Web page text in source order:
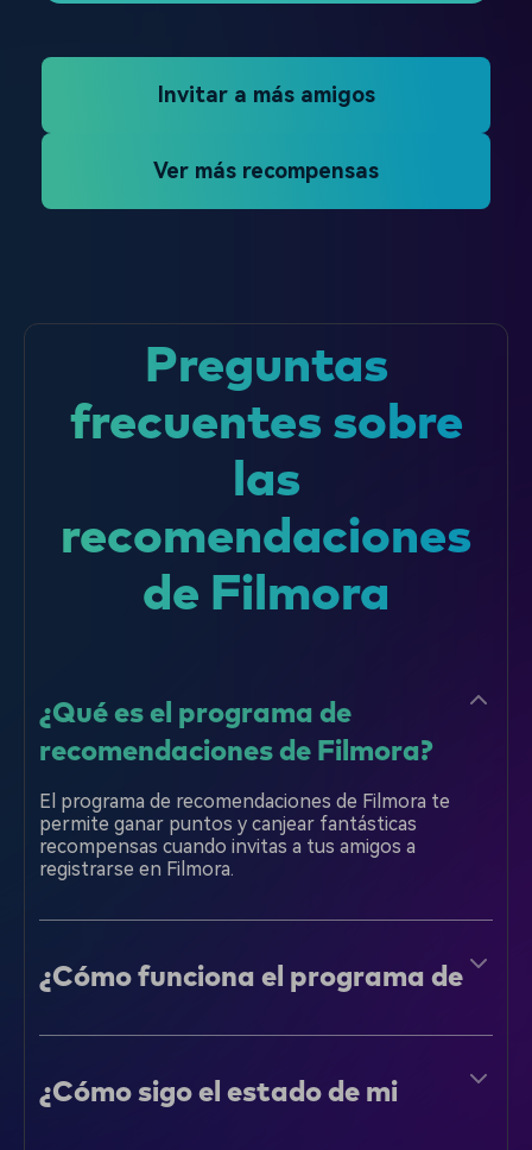
Invitar a más amigos
Ver más recompensas
Preguntas
frecuentes sobre
las
recomendaciones
de Filmora
¿Qué es el programa de
recomendaciones de Filmora?
El programa de recomendaciones de Filmora te
permite ganar puntos y canjear fantásticas
recompensas cuando invitas a tus amigos a
registrarse en Filmora.
¿Cómo funciona el programa de
compártelo con tus amigos.
Cuando se abran una cuenta en Filmora usando tu
¿Cómo sigo el estado de mi